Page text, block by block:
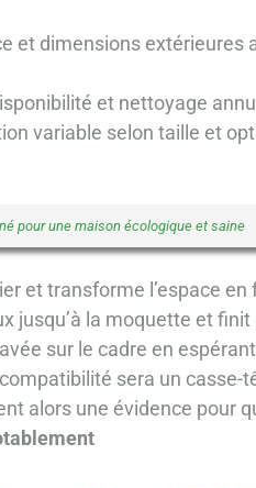
et dimensions extérieures
et nettoyage
variable selon taille et
pour une maison écologique et saine
et transforme l’espace
jusqu’à la moquette et
sur le cadre en
sera un casse-
alors une évidence pour